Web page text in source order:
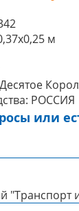
м
Десятое
РОССИЯ
или
"Транспорт